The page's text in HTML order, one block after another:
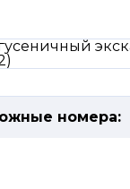
номера: